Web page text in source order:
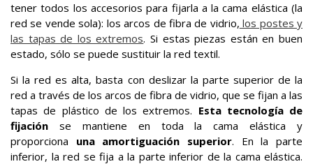
tener todos los accesorios para fijarla a la cama elástica (la
red se vende sola): los arcos de fibra de vidrio, los postes y
las tapas de los extremos. Si estas piezas están en buen
estado, sólo se puede sustituir la red textil.
Si la red es alta, basta con deslizar la parte superior de la
red a través de los arcos de fibra de vidrio, que se fijan a las
tapas de plástico de los extremos. Esta tecnología de
fijación se mantiene en toda la cama elástica y
proporciona una amortiguación superior. En la parte
inferior, la red se fija a la parte inferior de la cama elástica.